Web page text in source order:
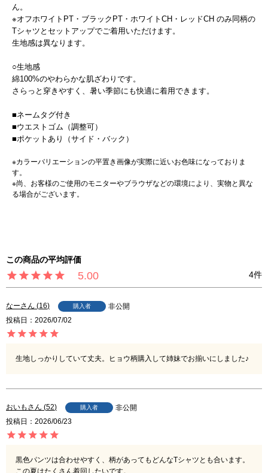
ん。
※オフホワイトPT・ブラックPT・ホワイトCH・レッドCH のみ同柄の
Tシャツとセットアップでご着用いただけます。
生地感は異なります。
○生地感
綿100%のやわらかな肌ざわりです。
さらっと穿きやすく、暑い季節にも快適に着用できます。
■ネームタグ付き
■ウエストゴム（調整可）
■ポケットあり（サイド・バック）
※カラーバリエーションの平置き画像が実際に近いお色味になっておりま
す。
※尚、お客様のご使用のモニターやブラウザなどの環境により、実物と異な
る場合がございます。
5.00 4
なー 16 購入者
非公開
投稿日
2026/07/02
生地しっかりしていて丈夫。ヒョウ柄購入して姉妹でお揃いにしました♪
おいも 52 購入者
非公開
投稿日
2026/06/23
黒色パンツは合わせやすく、柄があってもどんなTシャツとも合います。